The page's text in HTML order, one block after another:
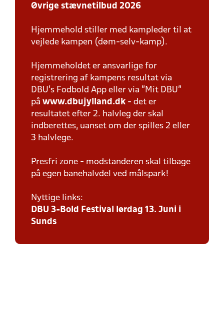
Øvrige stævnetilbud 2026
Hjemmehold stiller med kampleder til at
vejlede kampen (døm-selv-kamp).
Hjemmeholdet er ansvarlige for
registrering af kampens resultat via
DBU’s Fodbold App eller via ”Mit DBU”
på www.dbujylland.dk - det er
resultatet efter 2. halvleg der skal
indberettes, uanset om der spilles 2 eller
3 halvlege.
Presfri zone - modstanderen skal tilbage
på egen banehalvdel ved målspark!
Nyttige links:
DBU 3-Bold Festival lørdag 13. Juni i
Sunds